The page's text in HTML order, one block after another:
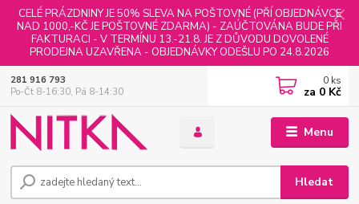
CELÉ PRÁZDNINY JE 50% SLEVA NA POŠTOVNÉ (PŘÍ OBJEDNÁVCE
NAD 1000,-KČ JE POŠTOVNÉ ZDARMA) - ZAÚČTOVÁNA BUDE PŘI
FAKTURACI - V TERMÍNU 13.-21.8. JE Z DŮVODU DOVOLENÉ
PRODEJNA UZAVŘENA - OBJEDNÁVKY ODEŠLU PO 24.8.2026
Menu
Hledat
281 916 793
Po-Čt 8-16:30, Pá 8-14:30
0 ks
za 0 Kč